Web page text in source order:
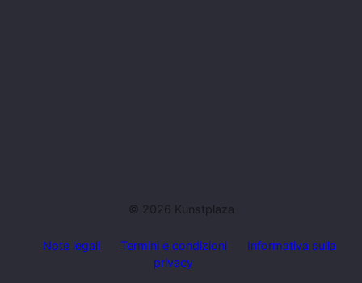
© 2026 Kunstplaza
Note legali Termini e condizioni
Informativa sulla
privacy